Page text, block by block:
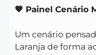
🧡 Painel Cenário
Um cenário
Laranja de forma